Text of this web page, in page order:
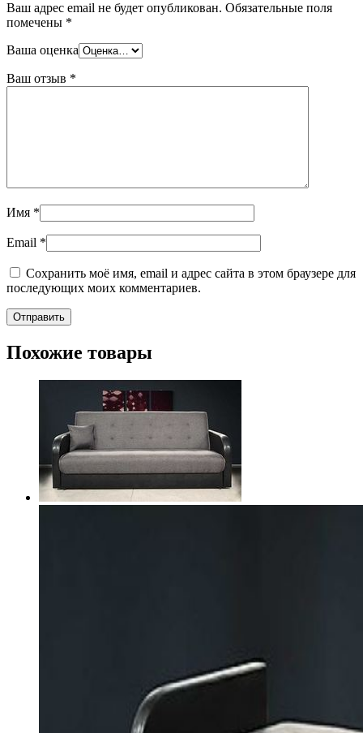
Ваш адрес email не будет опубликован. Обязательные поля
помечены *
Ваша оценка
Ваш отзыв *
Имя *
Email *
Сохранить моё имя, email и адрес сайта в этом браузере для
последующих моих комментариев.
Похожие товары